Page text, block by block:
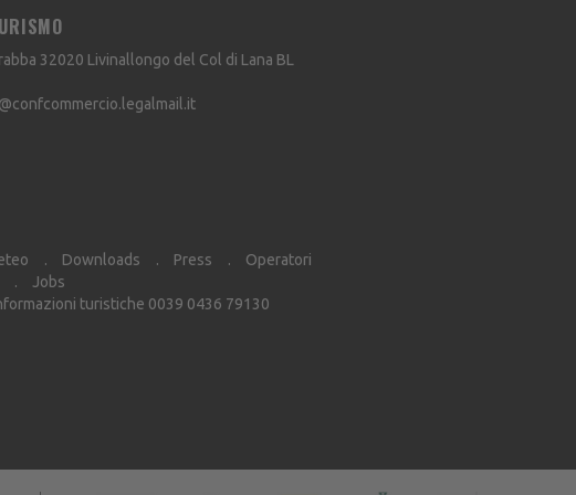
32020 Livinallongo del Col di Lana BL
Downloads Press
Operatori
Jobs
turistiche 0039 0436 79130